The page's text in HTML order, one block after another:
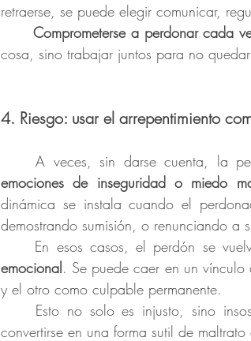
retraerse, se puede elegir comunicar,
Comprometerse a perdonar cada
cosa, sino trabajar juntos para no
4. Riesgo: usar el arrepentimiento
A veces, sin darse cuenta, la
emociones de inseguridad o miedo
dinámica se instala cuando el
demostrando sumisión, o renunciando
En esos casos, el perdón se
emocional. Se puede caer en un
y el otro como culpable permanente.
convertirse en una forma sutil de